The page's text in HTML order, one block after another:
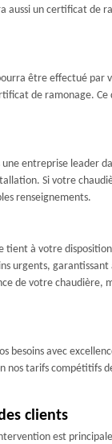
aussi un certificat de
être effectué par
de ramonage.
entreprise leader
Si votre
renseignements.
tient à votre
urgents,
de votre chaudière,
besoins avec
nos tarifs compétitifs
clients
est